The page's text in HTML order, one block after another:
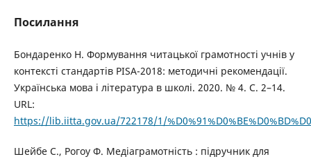
Посилання
Бондаренко Н. Формування читацької грамотності учнів у
контексті стандартів PISA-2018: методичні рекомендації.
Українська мова і література в школі. 2020. № 4. С. 2–14.
URL:
https://lib.iitta.gov.ua/722178/1/
Шейбе С., Рогоу Ф. Медіаграмотність : підручник для